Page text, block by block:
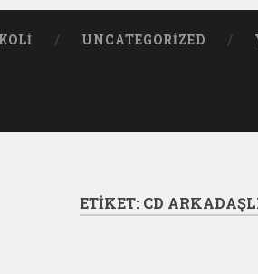
UNCATEGORIZED
ETIKET: CD